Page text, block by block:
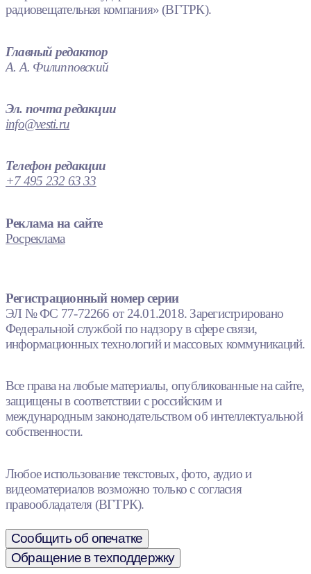
радиовещательная компания» (ВГТРК).
Главный редактор
А. А. Филипповский
Эл. почта редакции
info@vesti.ru
Телефон редакции
+7 495 232 63 33
Реклама на сайте
Росреклама
Регистрационный номер серии
ЭЛ № ФС 77-72266 от 24.01.2018. Зарегистрировано
Федеральной службой по надзору в сфере связи,
информационных технологий и массовых коммуникаций.
Все права на любые материалы, опубликованные на сайте,
защищены в соответствии с российским и
международным законодательством об интеллектуальной
собственности.
Любое использование текстовых, фото, аудио и
видеоматериалов возможно только с согласия
правообладателя (ВГТРК).
Сообщить об опечатке
Обращение в техподдержку